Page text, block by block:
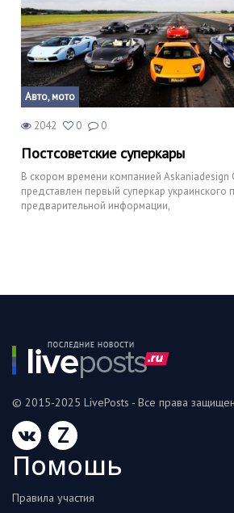
Авто, мото
2042 0 0
Постсоветские суперкары
В скором времени компанией Askaniadesign
представлен первый суперкар украинского
предварительной информации,
© 2015-2025 LivePosts - Все права
Z
Помошь
Правила участия